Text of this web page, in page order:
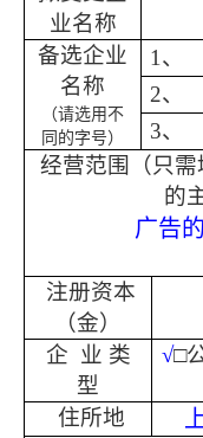
业名称
备选企业
名称
（请选用不
同的字号）
1 、
2、
3、
经营范围（只
的
广告
注册资本
（金）
企 业 类
型
√□
住所地